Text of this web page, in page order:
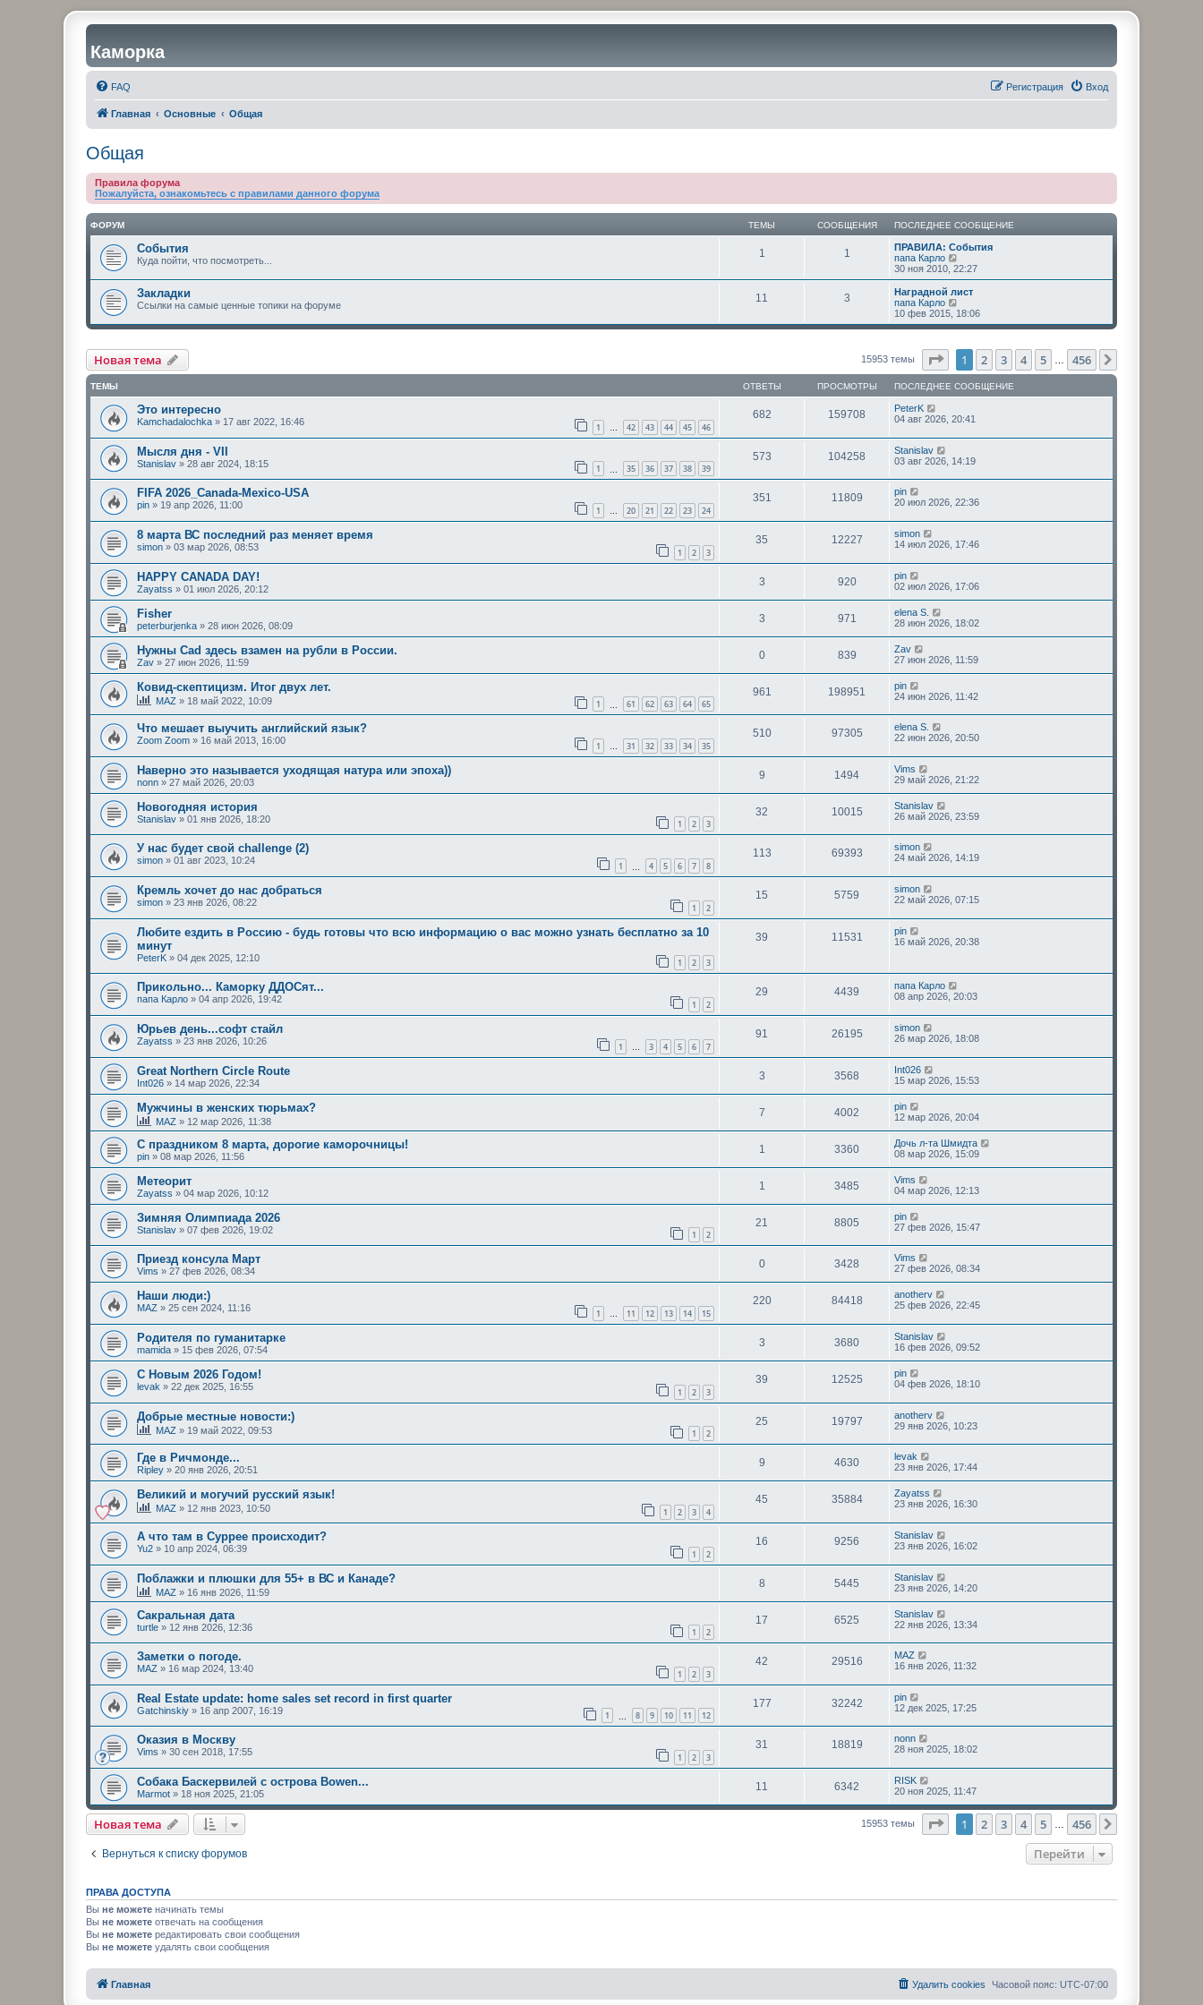
Каморка
FAQ Вход
Регистрация
Главная Основные Общая
Общая
Правила форума
Пожалуйста, ознакомьтесь с правилами данного форума
ФОРУМ ТЕМЫ СООБЩЕНИЯ ПОСЛЕДНЕЕ СООБЩЕНИЕ
События
Куда пойти, что посмотреть...
1 1
ПРАВИЛА: События
папа Карло
е
р
е
т
к
л
е
д
е
у
о
б
е
и
30 ноя 2010, 22:27
Закладки
Ссылки на самые ценные топики на форуме
11 3
Наградной лист
папа Карло
е
р
т
к
п
о
л
д
е
о
е
ю
10 фев 2015, 18:06
Новая тема 15953 темы Страница1 из 456
1 2 3 4 5 456
ТЕМЫ ОТВЕТЫ ПРОСМОТРЫ ПОСЛЕДНЕЕ СООБЩЕНИЕ
Это интересно
Kamchadalochka » 17 авг 2022, 16:46 1 … 42 43 44 45 46
682 159708
PeterK
04 авг 2026, 20:41
Мысля дня - VII
Stanislav » 28 авг 2024, 18:15 1 35 36 37 38 39
573 104258
Stanislav
03 авг 2026, 14:19
FIFA 2026_Canada-Mexico-USA
pin » 19 апр 2026, 11:00 1 … 20 21 22 23 24
351 11809
pin
20 июл 2026, 22:36
8 марта ВС последний раз меняет время
simon » 03 мар 2026, 08:53 1 2 3
35 12227
simon
14 июл 2026, 17:46
HAPPY CANADA DAY!
Zayatss » 01 июл 2026, 20:12
3 920
pin
02 июл 2026, 17:06
Fisher
peterburjenka » 28 июн 2026, 08:09
3 971
elena S.
28 июн 2026, 18:02
Нужны Cad здесь взамен на рубли в России.
Zav » 27 июн 2026, 11:59
0 839
Zav
27 июн 2026, 11:59
Ковид-скептицизм. Итог двух лет.
MAZ » 18 май 2022, 10:09 1 61 62 63 64 65
961 198951
pin
24 июн 2026, 11:42
Что мешает выучить английский язык?
Zoom Zoom » 16 май 2013, 16:00 1 … 31 32 33 34 35
510 97305
elena S.
22 июн 2026, 20:50
Наверно это называется уходящая натура или эпоха))
nonn » 27 май 2026, 20:03
9 1494
Vims
29 май 2026, 21:22
Новогодняя история
Stanislav » 01 янв 2026, 18:20 1 2 3
32 10015
Stanislav
26 май 2026, 23:59
У нас будет свой challenge (2)
simon » 01 авг 2023, 10:24 1 4 5 6 7 8
113 69393
simon
24 май 2026, 14:19
Кремль хочет до нас добраться
simon » 23 янв 2026, 08:22 1 2
15 5759
simon
22 май 2026, 07:15
Любите ездить в Россию - будь готовы что всю информацию о вас можно узнать бесплатно за 10
минут
PeterK » 04 дек 2025, 12:10 1 2 3
39 11531
pin
16 май 2026, 20:38
Прикольно... Каморку ДДОСят...
папа Карло » 04 апр 2026, 19:42 1 2
29 4439
папа Карло
08 апр 2026, 20:03
Юрьев день...софт стайл
Zayatss » 23 янв 2026, 10:26 1 … 3 4 5 6 7
91 26195
simon
26 мар 2026, 18:08
Great Northern Circle Route
Int026 » 14 мар 2026, 22:34
3 3568
Int026
15 мар 2026, 15:53
Мужчины в женских тюрьмах?
MAZ » 12 мар 2026, 11:38
7 4002
pin
12 мар 2026, 20:04
С праздником 8 марта, дорогие каморочницы!
pin » 08 мар 2026, 11:56
1 3360
Дочь л-та Шмидта
08 мар 2026, 15:09
Метеорит
Zayatss » 04 мар 2026, 10:12
1 3485
Vims
04 мар 2026, 12:13
Зимняя Олимпиада 2026
Stanislav » 07 фев 2026, 19:02 1 2
21 8805
pin
27 фев 2026, 15:47
Приезд консула Март
Vims » 27 фев 2026, 08:34
0 3428
Vims
27 фев 2026, 08:34
Наши люди:)
MAZ » 25 сен 2024, 11:16 1 … 11 12 13 14 15
220 84418
anotherv
25 фев 2026, 22:45
Родителя по гуманитарке
mamida » 15 фев 2026, 07:54
3 3680
Stanislav
16 фев 2026, 09:52
С Новым 2026 Годом!
levak » 22 дек 2025, 16:55 1 2 3
39 12525
pin
04 фев 2026, 18:10
Добрые местные новости:)
MAZ » 19 май 2022, 09:53 1 2
25 19797
anotherv
29 янв 2026, 10:23
Где в Ричмонде...
Ripley » 20 янв 2026, 20:51
9 4630
levak
23 янв 2026, 17:44
Великий и могучий русский язык!
MAZ » 12 янв 2023, 10:50 1 2 3 4
45 35884
Zayatss
23 янв 2026, 16:30
А что там в Суррее происходит?
Yu2 » 10 апр 2024, 06:39 1 2
16 9256
Stanislav
23 янв 2026, 16:02
Поблажки и плюшки для 55+ в ВС и Канаде?
MAZ » 16 янв 2026, 11:59
8 5445
Stanislav
23 янв 2026, 14:20
Сакральная дата
turtle » 12 янв 2026, 12:36 1 2
17 6525
Stanislav
22 янв 2026, 13:34
Заметки о погоде.
MAZ » 16 мар 2024, 13:40 1 2 3
42 29516
MAZ
16 янв 2026, 11:32
Real Estate update: home sales set record in first quarter
Gatchinskiy » 16 апр 2007, 16:19 1 8 9 10 11 12
177 32242
pin
12 дек 2025, 17:25
Оказия в Москву
Vims » 30 сен 2018, 17:55 1 2 3
31 18819
nonn
28 ноя 2025, 18:02
Собака Баскервилей с острова Bowen...
Marmot » 18 ноя 2025, 21:05
11 6342
RISK
20 ноя 2025, 11:47
Новая тема 15953 темы Страница1 из 456
1 2 3 4 5 456
Вернуться к списку форумов Перейти
ПРАВА ДОСТУПА
Вы не можете начинать темы
Вы не можете отвечать на сообщения
Вы не можете редактировать свои сообщения
Вы не можете удалять свои сообщения
Главная Часовой пояс: UTC-07:00
Удалить cookies